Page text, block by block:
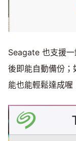
Seagate 也支援
後即能自動備份；
能也能輕鬆達成喔